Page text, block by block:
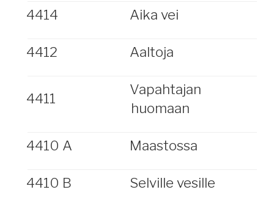
4414 Aika vei
4412 Aaltoja
4411
Vapahtajan
huomaan
4410 A Maastossa
4410 B Selville vesille